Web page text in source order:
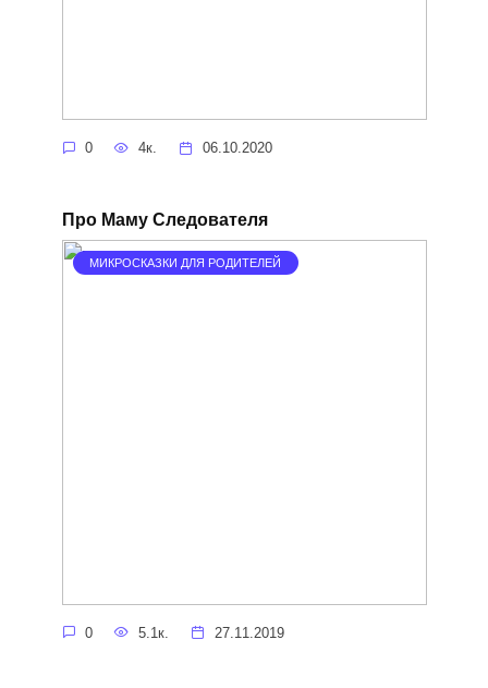
0 4к. 06.10.2020
Про Маму Следователя
МИКРОСКАЗКИ ДЛЯ РОДИТЕЛЕЙ
0 5.1к. 27.11.2019